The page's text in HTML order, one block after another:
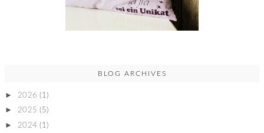
BLOG ARCHIVES
► 2026 (1)
► 2025 (5)
► 2024 (1)